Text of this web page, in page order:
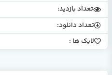
تعداد بازدید:
تعداد دانلود:
لایک ها :